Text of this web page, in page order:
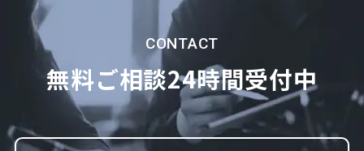
CONTACT
無料ご相談24時間受付中